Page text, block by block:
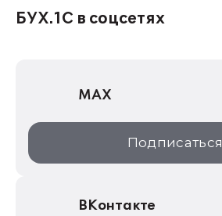
1С:Консалтинг
1С:Дистрибьюция
1С:Образование
ИТС.1C.ru
БУХ.1С в соцсетях
MAX
Подписаться
ВКонтакте